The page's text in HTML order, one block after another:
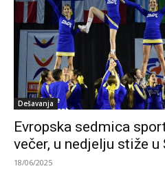
Dešavanja
Evropska sedmica
večer, u nedjelju stiže u
18/06/2025